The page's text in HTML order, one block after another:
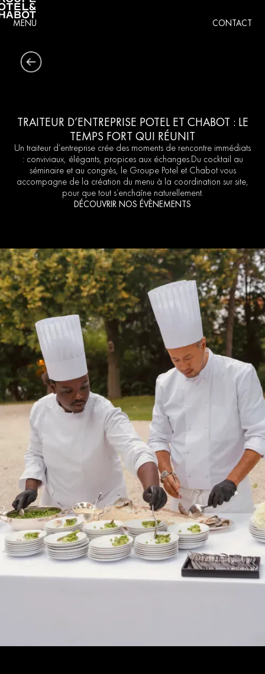
MENU CONTACT
TRAITEUR D’ENTREPRISE POTEL ET CHABOT : LE
TEMPS FORT QUI RÉUNIT
Un traiteur d’entreprise crée des moments de rencontre immédiats
: conviviaux, élégants, propices aux échanges.Du cocktail au
séminaire et au congrès, le Groupe Potel et Chabot vous
accompagne de la création du menu à la coordination sur site,
pour que tout s’enchaîne naturellement.
DÉCOUVRIR NOS ÉVÈNEMENTS